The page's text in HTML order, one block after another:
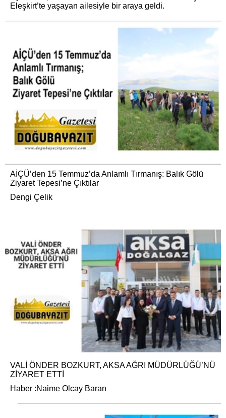
Eleşkirt’te yaşayan ailesiyle bir araya geldi.
AİÇÜ’den 15 Temmuz’da Anlamlı Tırmanış: Balık Gölü
Ziyaret Tepesi’ne Çıktılar
Dengi Çelik
VALİ ÖNDER BOZKURT, AKSA AĞRI MÜDÜRLÜĞÜ’NÜ
ZİYARET ETTİ
Haber :Naime Olcay Baran